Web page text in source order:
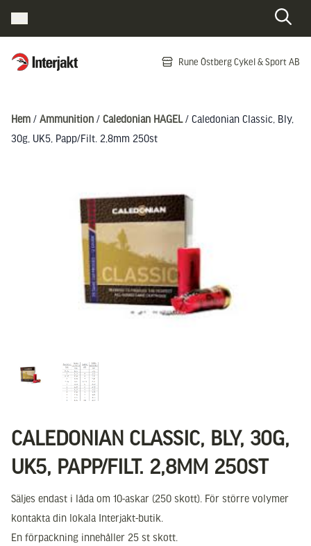
Interjakt SE Rune Östberg Cykel & Sport AB
Hem / Ammunition / Caledonian HAGEL / Caledonian Classic, Bly,
30g, UK5, Papp/Filt. 2,8mm 250st
CALEDONIAN CLASSIC, BLY, 30G,
UK5, PAPP/FILT. 2,8MM 250ST
Säljes endast i låda om 10-askar (250 skott). För större volymer
kontakta din lokala Interjakt-butik.
En förpackning innehåller 25 st skott.